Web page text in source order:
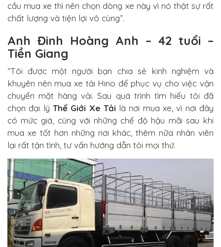
cầu mua xe thì nên chọn dòng xe này vì nó thật sự rất
chất lượng và tiện lợi vô cùng”.
Anh Đinh Hoàng Anh – 42 tuổi –
Tiền Giang
“Tôi được một người bạn chia sẻ kinh nghiệm và
khuyên nên mua xe tải Hino để phục vụ cho việc vận
chuyển mặt hàng vải. Sau quá trình tìm hiểu tôi đã
chọn đại lý Thế Giới Xe Tải là nơi mua xe, vì nơi đây
có mức giá, cùng với những chế độ hậu mãi sau khi
mua xe tốt hơn những nơi khác, thêm nữa nhân viên
lại rất tận tình, tư vấn hướng dẫn tôi mọi thứ.